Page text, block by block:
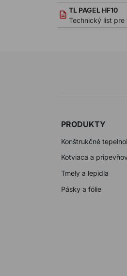
TL PAGEL HF10
Technický list pre
PRODUKTY
Konštrukčné
Kotviaca a
Tmely a lepidla
Pásky a fólie